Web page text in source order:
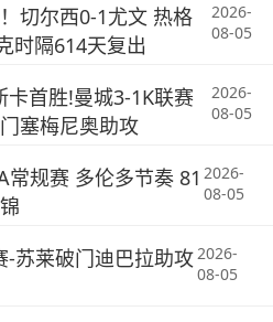
切尔西0-1尤文 热格
时隔614天复出
2026-
08-05
首胜!曼城3-1K联赛
塞梅尼奥助攻
2026-
08-05
规赛 多伦多节奏 81 2026-
08-05
-苏莱破门迪巴拉助攻2026-
08-05